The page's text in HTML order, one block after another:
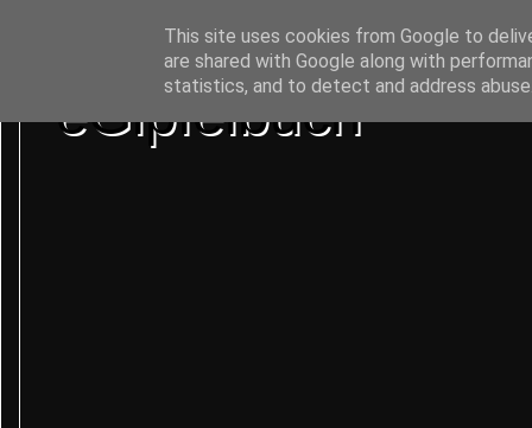
eGipfelbuch
This site uses cookies from Google to
are shared with Google along with
statistics, and to detect and address